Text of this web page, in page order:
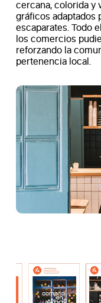
cercana, colorida y
gráficos adaptados
escaparates. Todo
los comercios
reforzando la
pertenencia local.